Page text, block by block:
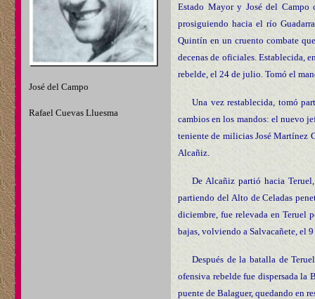
Estado Mayor y José del
prosiguiendo hacia el río
Quintín en un cruento combate
decenas de oficiales. Establecida,
rebelde, el 24 de julio. Tomó el
Una vez restablecida, tomó
cambios en los mandos: el nuevo
teniente de milicias José Martínez
Alcañiz.
De Alcañiz partió hacia
partiendo del Alto de Celadas
diciembre, fue relevada en Teruel
bajas, volviendo a Salvacañete, el
Después de la batalla de
ofensiva rebelde fue dispersada la
puente de Balaguer, quedando en
José del Campo
Rafael Cuevas Lluesma